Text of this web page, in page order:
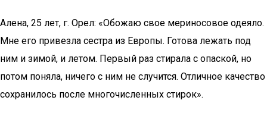
Алена, 25 лет, г. Орел: «Обожаю свое мериносовое одеяло.
Мне его привезла сестра из Европы. Готова лежать под
ним и зимой, и летом. Первый раз стирала с опаской, но
потом поняла, ничего с ним не случится. Отличное качество
сохранилось после многочисленных стирок».